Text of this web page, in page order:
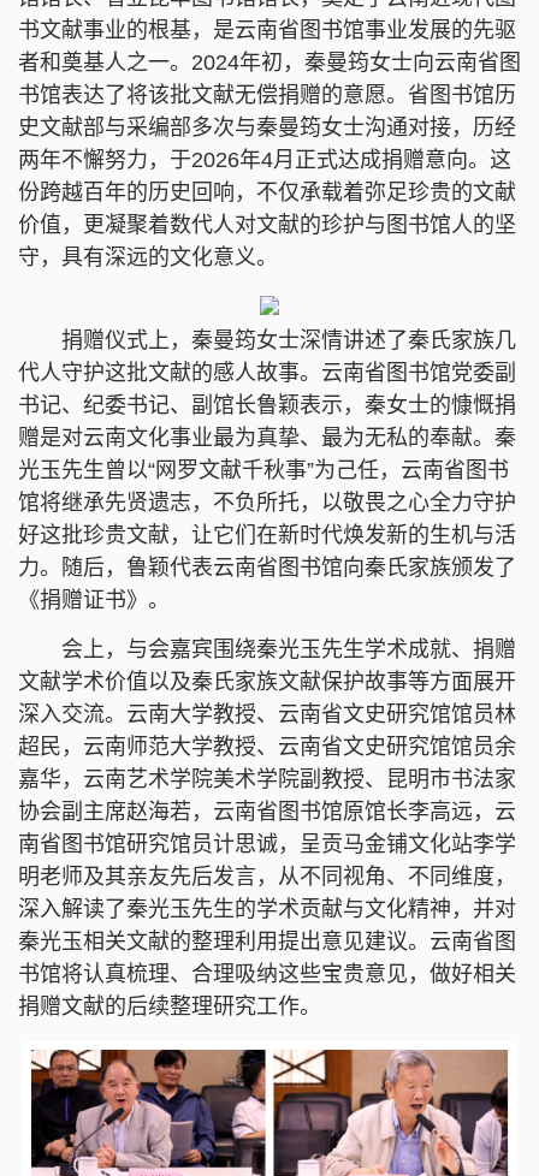
书文献事业的根基，是云南省图书馆事业发展的先驱
者和奠基人之一。2024年初，秦曼筠女士向云南省图
书馆表达了将该批文献无偿捐赠的意愿。省图书馆历
史文献部与采编部多次与秦曼筠女士沟通对接，历经
两年不懈努力，于2026年4月正式达成捐赠意向。这
份跨越百年的历史回响，不仅承载着弥足珍贵的文献
价值，更凝聚着数代人对文献的珍护与图书馆人的坚
守，具有深远的文化意义。
捐赠仪式上，秦曼筠女士深情讲述了秦氏家族几
代人守护这批文献的感人故事。云南省图书馆党委副
书记、纪委书记、副馆长鲁颖表示，秦女士的慷慨捐
赠是对云南文化事业最为真挚、最为无私的奉献。秦
光玉先生曾以“网罗文献千秋事”为己任，云南省图书
馆将继承先贤遗志，不负所托，以敬畏之心全力守护
好这批珍贵文献，让它们在新时代焕发新的生机与活
力。随后，鲁颖代表云南省图书馆向秦氏家族颁发了
《捐赠证书》。
会上，与会嘉宾围绕秦光玉先生学术成就、捐赠
文献学术价值以及秦氏家族文献保护故事等方面展开
深入交流。云南大学教授、云南省文史研究馆馆员林
超民，云南师范大学教授、云南省文史研究馆馆员余
嘉华，云南艺术学院美术学院副教授、昆明市书法家
协会副主席赵海若，云南省图书馆原馆长李高远，云
南省图书馆研究馆员计思诚，呈贡马金铺文化站李学
明老师及其亲友先后发言，从不同视角、不同维度，
深入解读了秦光玉先生的学术贡献与文化精神，并对
秦光玉相关文献的整理利用提出意见建议。云南省图
书馆将认真梳理、合理吸纳这些宝贵意见，做好相关
捐赠文献的后续整理研究工作。